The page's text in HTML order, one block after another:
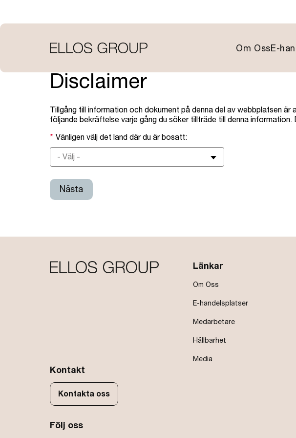
huvudinnehåll
Om OssE-
Disclaimer
Tillgång till information och dokument på denna del av webbplatsen
följande bekräftelse varje gång du söker tillträde till denna
Vänligen välj det land där du är bosatt:
- Välj -
Länkar
Om Oss
E-handelsplatser
Medarbetare
Hållbarhet
Media
Kontakt
Kontakta oss
Följ oss